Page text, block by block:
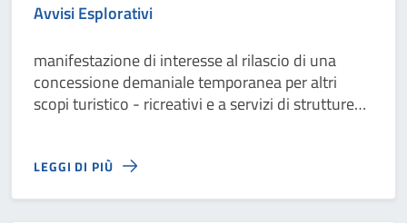
Avvisi Esplorativi
manifestazione di interesse al rilascio di una
concessione demaniale temporanea per altri
scopi turistico - ricreativi e a servizi di strutture
Bevagna
LEGGI DI PIÙ